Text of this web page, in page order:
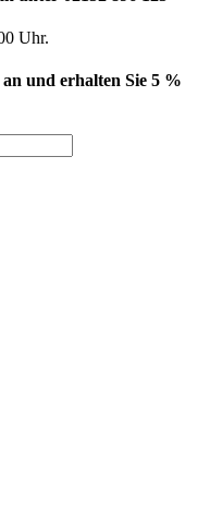
Uhr.
und erhalten Sie 5 %